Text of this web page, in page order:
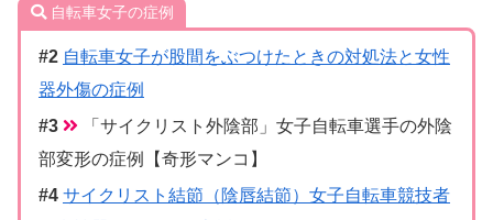
自転車女子の症例
自転車女子が股間をぶつけたときの対処法と女性
器外傷の症例
「サイクリスト外陰部」女子自転車選手の外陰
部変形の症例【奇形マンコ】
サイクリスト結節（陰唇結節）女子自転車競技者